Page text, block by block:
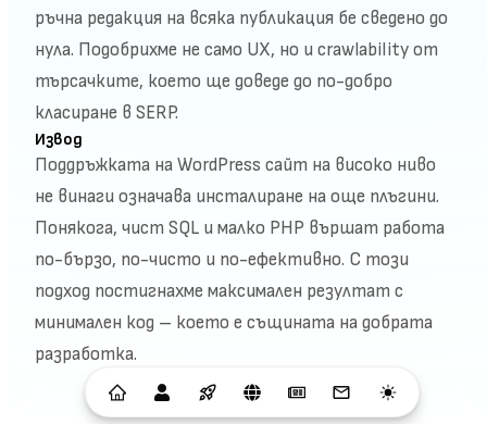
ръчна редакция на всяка публикация бе сведено до
нула. Подобрихме не само UX, но и crawlability от
търсачките, което ще доведе до по-добро
класиране в SERP.
Извод
Поддръжката на WordPress сайт на високо ниво
не винаги означава инсталиране на още плъгини.
Понякога, чист SQL и малко PHP вършат работа
по-бързо, по-чисто и по-ефективно. С този
подход постигнахме максимален резултат с
минимален код – което е същината на добрата
разработка.